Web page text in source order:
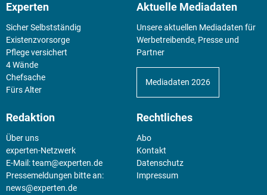
Experten
Sicher Selbstständig
Existenz­vorsorge
Pflege versichert
4 Wände
Chefsache
Fürs Alter
Aktuelle Mediadaten
Unsere aktuellen Mediadaten für
Werbetreibende, Presse und
Partner
Mediadaten 2026
Redaktion
Über uns
experten-Netzwerk
E-Mail:team@experten.de
Pressemeldungen bitte an:
news@experten.de
Rechtliches
Abo
Kontakt
Datenschutz
Impressum